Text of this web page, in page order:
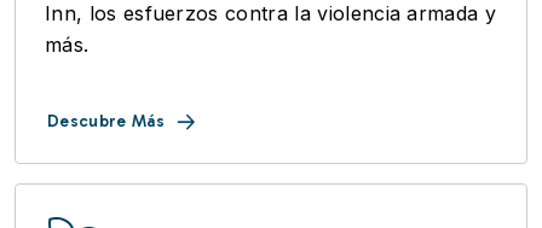
Inn, los esfuerzos contra la violencia armada y
más.
Descubre Más